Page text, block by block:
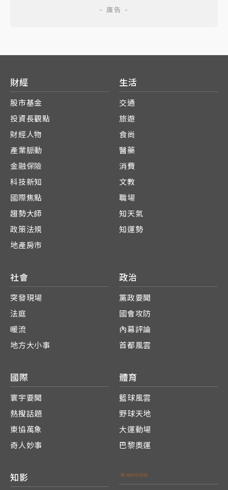
財經
股市基金
投資長觀點
財經人物
產業脈動
金融保險
科技新知
國際焦點
趨勢大師
政策法規
地產房市
生活
交通
旅遊
食尚
醫藥
消費
文教
職場
知天氣
知運勢
社會
突發現場
法庭
暖流
地方大小事
政治
黨政要聞
國會攻防
內幕評論
首都風雲
國際
寰宇要聞
熱搜話題
東協萬象
奇人妙事
體育
籃球風雲
野球天地
大運動場
巴黎奧運
知影